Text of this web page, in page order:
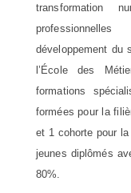
transformation
développement du
l’École des
formations
formées pour la
et 1 cohorte pour
jeunes diplômés
80%.